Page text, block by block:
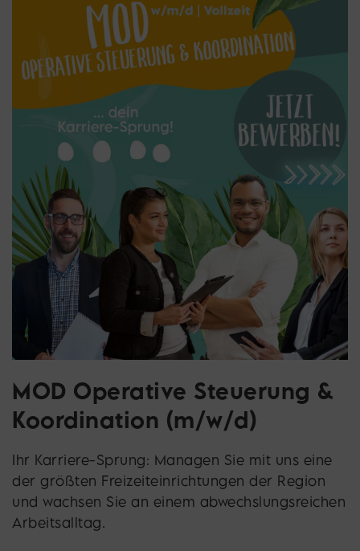
MOD Operative Steuerung &
Koordination (m/w/d)
Ihr Karriere-Sprung: Managen Sie mit uns eine
der größten Freizeiteinrichtungen der Region
und wachsen Sie an einem abwechslungsreichen
Arbeitsalltag.